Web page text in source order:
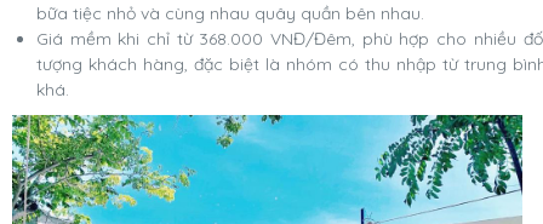
bữa tiệc nhỏ và cùng nhau quây quần bên nhau.
Giá mềm khi chỉ từ 368.000 VNĐ/Đêm, phù hợp cho nhiều
tượng khách hàng, đặc biệt là nhóm có thu nhập từ trung
khá.